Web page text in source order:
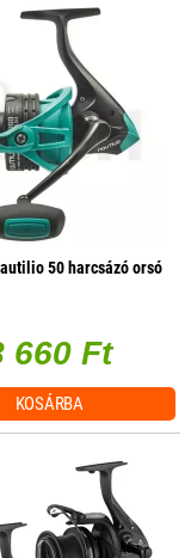
50 harcsázó orsó
660 Ft
KOSÁRBA